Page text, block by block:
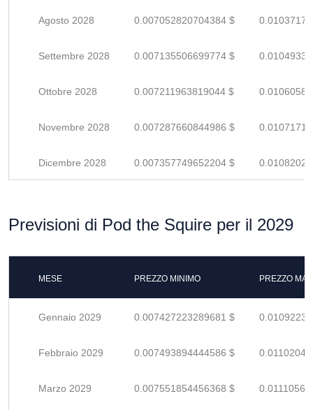
Agosto 2028 0.007052820704384 $
Settembre 2028 0.007135506699774 $
Ottobre 2028 0.007211963819044 $
Novembre 2028 0.007287660844986 $
Dicembre 2028 0.007357749652204 $
Previsioni di Pod the Squire per il 2029
MESE PREZZO MINIMO PREZZO
Gennaio 2029 0.007427223289681 $
Febbraio 2029 0.007493894444586 $
Marzo 2029 0.007551854456368 $